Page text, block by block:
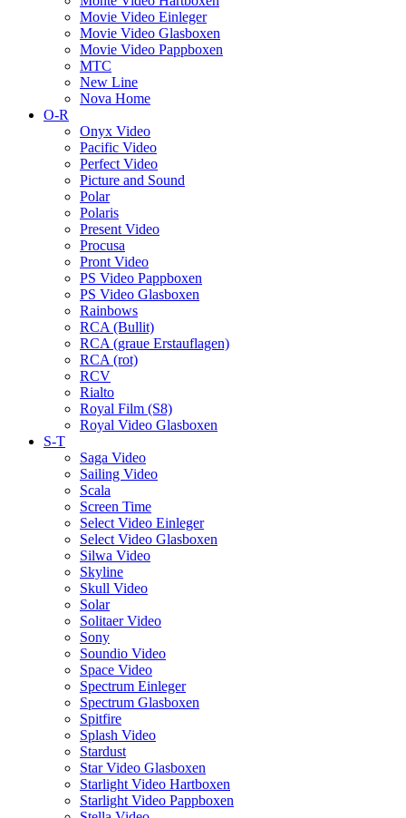
Movie Video Einleger
Movie Video Glasboxen
Movie Video Pappboxen
MTC
New Line
Nova Home
O-R
Onyx Video
Pacific Video
Perfect Video
Picture and Sound
Polar
Polaris
Present Video
Procusa
Pront Video
PS Video Pappboxen
PS Video Glasboxen
Rainbows
RCA (Bullit)
RCA (graue Erstauflagen)
RCA (rot)
RCV
Rialto
Royal Film (S8)
Royal Video Glasboxen
S-T
Saga Video
Sailing Video
Scala
Screen Time
Select Video Einleger
Select Video Glasboxen
Silwa Video
Skyline
Skull Video
Solar
Solitaer Video
Sony
Soundio Video
Space Video
Spectrum Einleger
Spectrum Glasboxen
Spitfire
Splash Video
Stardust
Star Video Glasboxen
Starlight Video Hartboxen
Starlight Video Pappboxen